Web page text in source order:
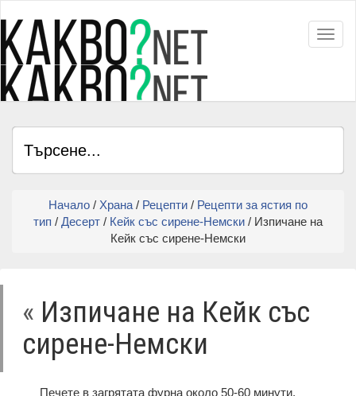
Начало / Храна / Рецепти / Рецепти за ястия по
тип / Десерт / Кейк със сирене-Немски / Изпичане на
Кейк със сирене-Немски
« Изпичане на Кейк със
сирене-Немски
Печете в загрятата фурна около 50-60 минути,